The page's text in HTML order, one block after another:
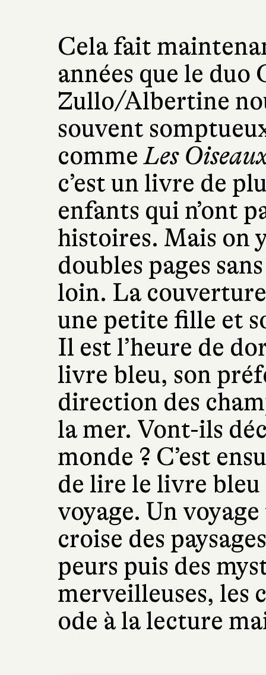
Cela fait
années que le duo
Zullo/Albertine
souvent
commeLes
c’est un livre de
enfants qui n’ont
histoires. Mais on
doubles pages
loin. La
une petite fille et
Il est l’heure de
livre bleu, son
direction des
la mer. Vont-ils
monde ? C’est
de lire le livre
voyage. Un
croise des
peurs puis des
merveilleuses, les
ode à la lecture